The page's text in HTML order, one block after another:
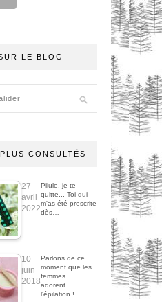
LE BLOG
CONSULTÉS
27
avril
2022
Pilule, je te
quitte... Toi qui
m'as été prescrite
dès…
10
juin
2018
Parlons de ce
moment que les
femmes
adorent...
l'épilation !…